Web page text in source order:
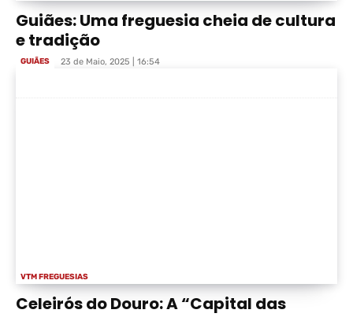
Guiães: Uma freguesia cheia de cultura
e tradição
GUIÃES 23 de Maio, 2025 | 16:54
VTM FREGUESIAS
Celeirós do Douro: A “Capital das